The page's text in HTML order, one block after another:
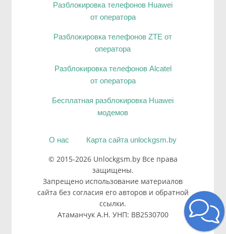
Разблокировка телефонов Huawei
от оператора
Разблокировка телефонов ZTE от
оператора
Разблокировка телефонов Alcatel
от оператора
Бесплатная разблокировка Huawei
модемов
О нас Карта сайта unlockgsm.by
© 2015-2026 Unlockgsm.by Все права
защищены.
Запрещено использование материалов
сайта без согласия его авторов и обратной
ссылки.
Атаманчук А.Н. УНП: BB2530700